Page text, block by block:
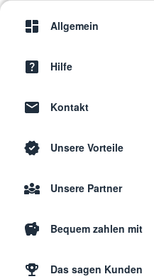
Allgemein
Hilfe
Kontakt
Unsere Vorteile
Unsere Partner
Bequem zahlen mit
Das sagen Kunden